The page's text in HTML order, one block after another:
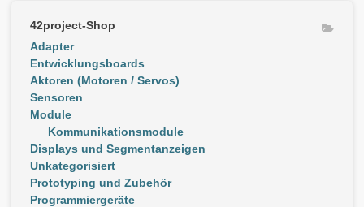
42project-Shop
Adapter
Entwicklungsboards
Aktoren (Motoren / Servos)
Sensoren
Module
Kommunikationsmodule
Displays und Segmentanzeigen
Unkategorisiert
Prototyping und Zubehör
Programmiergeräte